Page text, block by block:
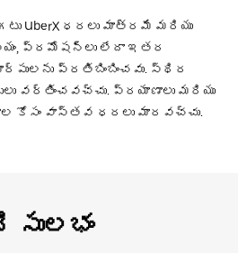
UberX ధరలు మాత్రమే మరియు
ప్రమోషన్లు లేదా ఇతర
ప్రతిబింబించవు. స్థిర
వర్తించవచ్చు. ప్రయాణాలు మరియు
కోసం వాస్తవ ధరలు మారవచ్చు.